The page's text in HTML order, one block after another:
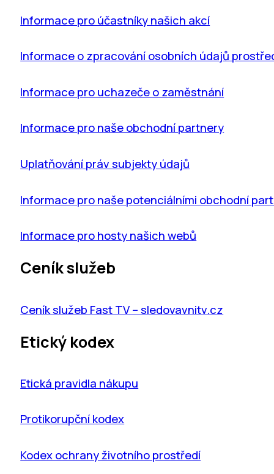
Informace pro účastníky našich akcí
Informace o zpracování osobních údajů
Informace pro uchazeče o zaměstnání
Informace pro naše obchodní partnery
Uplatňování práv subjekty údajů
Informace pro naše potenciálními obchodní
Informace pro hosty našich webů
Ceník služeb
Ceník služeb Fast TV – sledovavnitv.cz
Etický kodex
Etická pravidla nákupu
Protikorupční kodex
Kodex ochrany životního prostředí